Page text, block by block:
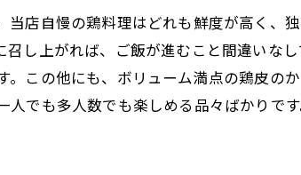
店自慢の鶏料理はどれも鮮度が高く、
し上がれば、ご飯が進むこと間違いな
この他にも、ボリューム満点の鶏皮の
でも多人数でも楽しめる品々ばかりで